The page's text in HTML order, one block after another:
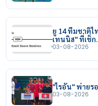
ยู 14 ทีมชาติไ
เทนนิส" ที่เช็
03-08-2026
"ไรอัน" พ่ายร
03-08-2026